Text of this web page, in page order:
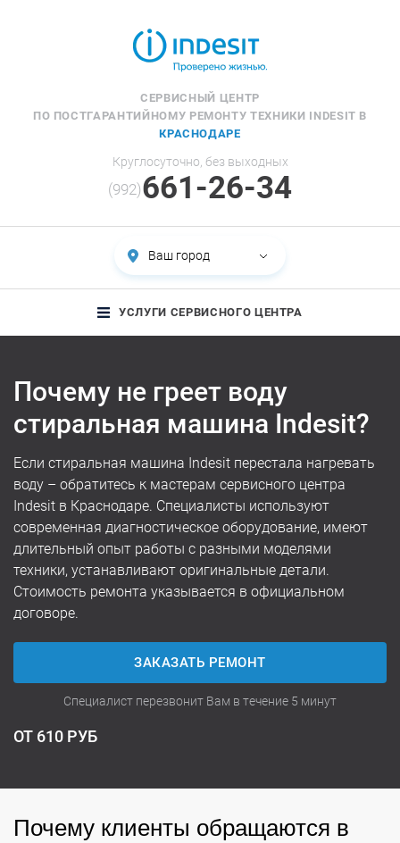
СЕРВИСНЫЙ ЦЕНТР
ПО ПОСТГАРАНТИЙНОМУ РЕМОНТУ ТЕХНИКИ INDESIT В
КРАСНОДАРЕ
Круглосуточно, без выходных
(992)661-26-34
Ваш город
УСЛУГИ СЕРВИСНОГО ЦЕНТРА
Почему не греет воду
стиральная машина Indesit?
Если стиральная машина Indesit перестала нагревать
воду – обратитесь к мастерам сервисного центра
Indesit в Краснодаре. Специалисты используют
современная диагностическое оборудование, имеют
длительный опыт работы с разными моделями
техники, устанавливают оригинальные детали.
Стоимость ремонта указывается в официальном
договоре.
ЗАКАЗАТЬ РЕМОНТ
Специалист перезвонит Вам в течение 5 минут
ОТ 610 РУБ
Почему клиенты обращаются в